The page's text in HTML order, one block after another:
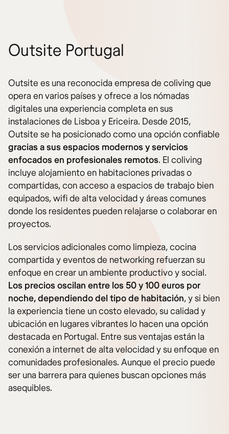
Outsite Portugal
Outsite es una reconocida empresa de coliving que
opera en varios países y ofrece a los nómadas
digitales una experiencia completa en sus
instalaciones de Lisboa y Ericeira. Desde 2015,
Outsite se ha posicionado como una opción confiable
gracias a sus espacios modernos y servicios
enfocados en profesionales remotos. El coliving
incluye alojamiento en habitaciones privadas o
compartidas, con acceso a espacios de trabajo bien
equipados, wifi de alta velocidad y áreas comunes
donde los residentes pueden relajarse o colaborar en
proyectos.
Los servicios adicionales como limpieza, cocina
compartida y eventos de networking refuerzan su
enfoque en crear un ambiente productivo y social.
Los precios oscilan entre los 50 y 100 euros por
noche, dependiendo del tipo de habitación, y si bien
la experiencia tiene un costo elevado, su calidad y
ubicación en lugares vibrantes lo hacen una opción
destacada en Portugal. Entre sus ventajas están la
conexión a internet de alta velocidad y su enfoque en
comunidades profesionales. Aunque el precio puede
ser una barrera para quienes buscan opciones más
asequibles.